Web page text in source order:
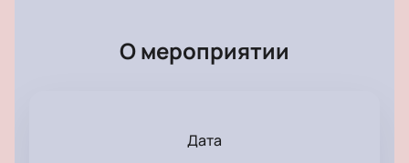
О мероприятии
Дата